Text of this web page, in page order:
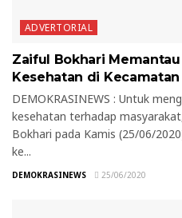
ADVERTORIAL
Zaiful Bokhari
Kesehatan di
DEMOKRASINEWS : Untuk
kesehatan terhadap
Bokhari pada Kamis (25/06/
ke...
DEMOKRASINEWS 25/06/2020